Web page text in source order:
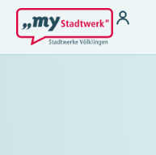
Strom
Strom zu